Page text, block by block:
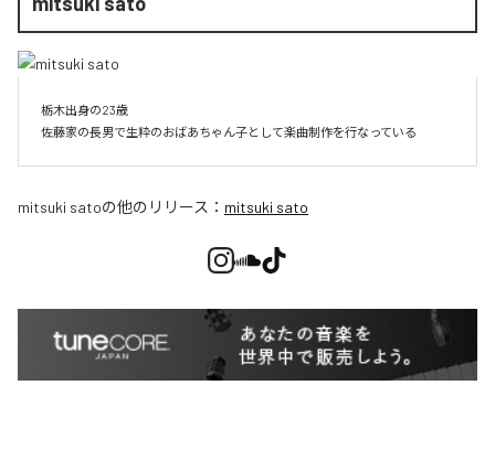
栃木出身の23歳
佐藤家の長男で生粋のおばあちゃん子として楽曲制作を行なっている
mitsuki satoの他のリリース： mitsuki sato